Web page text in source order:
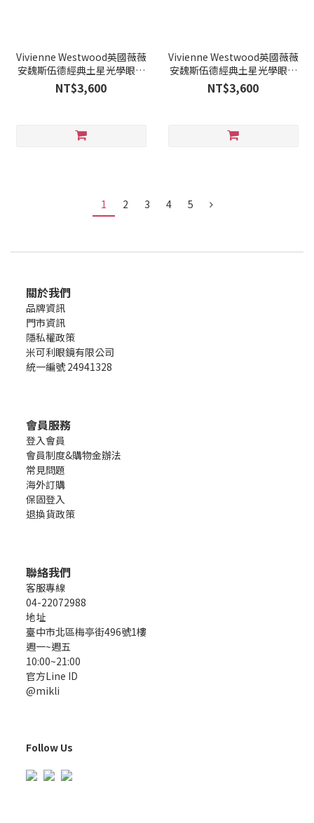
Vivienne Westwood英國薇薇
安魏斯伍德經典土星光學眼鏡
(橘/黑) VW198-04
NT$3,600
Vivienne Westwood英國薇薇
安魏斯伍德經典土星光學眼鏡
(粉/黑) VW198-03
NT$3,600
1 2 3 4 5
關於我們
品牌資訊
門市資訊
隱私權政策
米可利眼鏡有限公司
統一編號 24941328
會員服務
登入會員
會員制度&購物金辦法
常見問題
海外訂購
保固登入
退換貨政策
聯絡我們
客服專線
04-22072988
地址
臺中市北區梅亭街496號1樓
週一~週五
10:00~21:00
官方Line ID
@mikli
Follow Us